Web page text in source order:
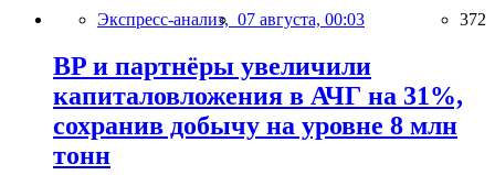
Экспресс-анализ, 07 августа, 00:03 372
BP и партнёры увеличили
капиталовложения в АЧГ на 31%,
сохранив добычу на уровне 8 млн
тонн